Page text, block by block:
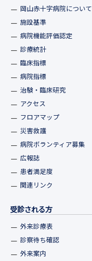
岡山赤十字病院について
施設基準
病院機能評価認定
診療統計
臨床指標
病院指標
治験・臨床研究
アクセス
フロアマップ
災害救護
病院ボランティア募集
広報誌
患者満足度
関連リンク
受診される方
外来診療表
診察待ち確認
外来案内